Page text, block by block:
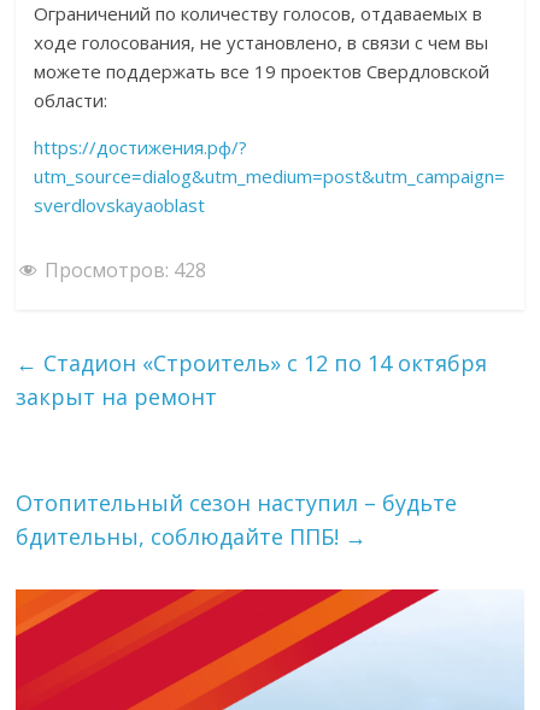
Ограничений по количеству голосов, отдаваемых в
ходе голосования, не установлено, в связи с чем вы
можете поддержать все 19 проектов Свердловской
области:
https://достижения.рф/?
utm_source=dialog&utm_medium=post&utm_campaign=
sverdlovskayaoblast
Просмотров: 428
← Стадион «Строитель» с 12 по 14 октября
закрыт на ремонт
Отопительный сезон наступил – будьте
бдительны, соблюдайте ППБ! →